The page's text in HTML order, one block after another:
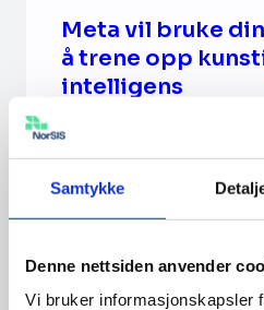
Samtykke
Denne nettsiden anvender
Vi bruker informasjonskapsler
Meta vil bruke
å trene opp
intelligens
Meta har offentliggjort
trene en kunstig
brukere. I Metas
spesifiseres det at data
som meldinger ikke skal
OPPDATERING Etter